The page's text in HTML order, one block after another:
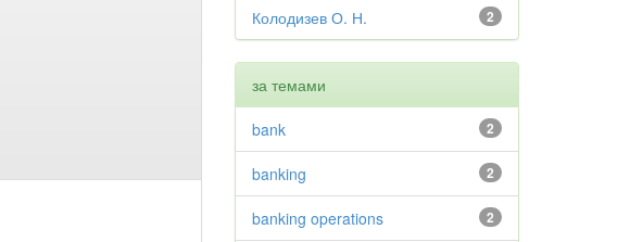
2
Колодизев О. Н.
за темами
2
bank
2
banking
2
banking operations